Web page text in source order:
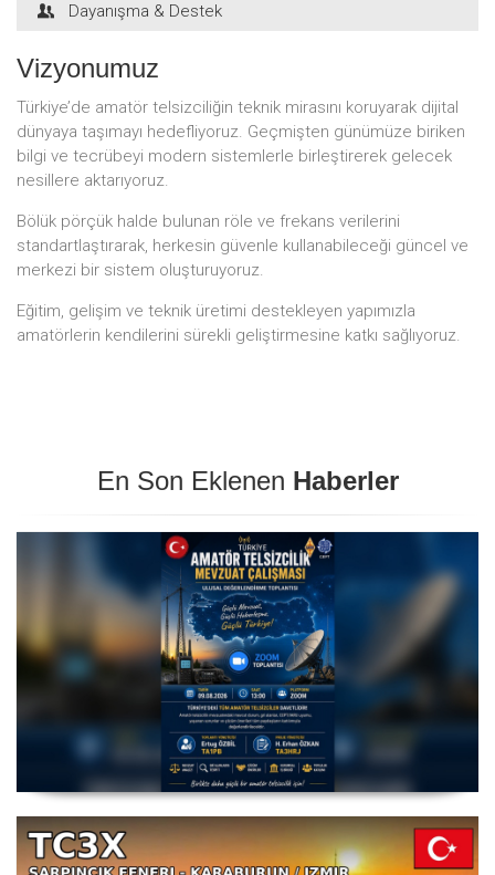
Dayanışma & Destek
Vizyonumuz
Türkiye’de amatör telsizciliğin teknik mirasını koruyarak dijital
dünyaya taşımayı hedefliyoruz. Geçmişten günümüze biriken
bilgi ve tecrübeyi modern sistemlerle birleştirerek gelecek
nesillere aktarıyoruz.
Bölük pörçük halde bulunan röle ve frekans verilerini
standartlaştırarak, herkesin güvenle kullanabileceği güncel ve
merkezi bir sistem oluşturuyoruz.
Eğitim, gelişim ve teknik üretimi destekleyen yapımızla
amatörlerin kendilerini sürekli geliştirmesine katkı sağlıyoruz.
En Son Eklenen Haberler
Amatör Telsizcilik Mevzuat Çalışması